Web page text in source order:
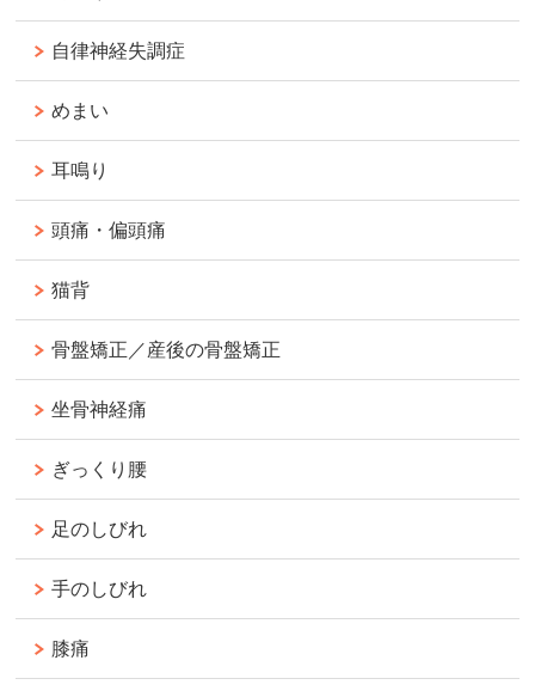
自律神経失調症
めまい
耳鳴り
頭痛・偏頭痛
猫背
骨盤矯正／産後の骨盤矯正
坐骨神経痛
ぎっくり腰
足のしびれ
手のしびれ
膝痛